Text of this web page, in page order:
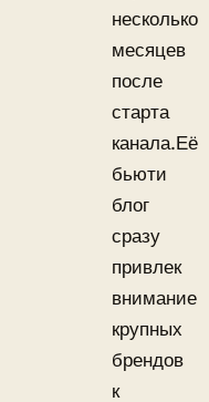
несколько
месяцев
после
старта
канала.Её
бьюти
блог
сразу
привлек
внимание
крупных
брендов
к